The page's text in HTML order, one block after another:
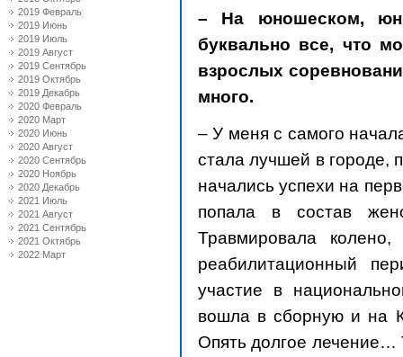
2019 Февраль
2019 Июнь
2019 Июль
2019 Август
2019 Сентябрь
2019 Октябрь
2019 Декабрь
2020 Февраль
2020 Март
2020 Июнь
2020 Август
2020 Сентябрь
2020 Ноябрь
2020 Декабрь
2021 Июль
2021 Август
2021 Сентябрь
2021 Октябрь
2022 Март
– На юношеском,
буквально все, что
взрослых
много.
– У меня с самого
стала лучшей в городе,
начались успехи на
попала в состав
Травмировала
реабилитационный
участие в
вошла в сборную и на
Опять долгое лечение…